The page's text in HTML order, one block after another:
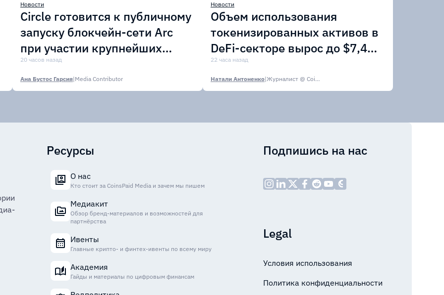
Новости
Circle готовится к публичному
запуску блокчейн-сети Arc
при участии крупнейших
финансовых организаций
20 часов назад
Ана Бустос Гарсия|Media Contributor
Новости
Объем использования
токенизированных активов в
DeFi-секторе вырос до $7,4
млрд
22 часа назад
Натали Антоненко| Журналист @ CoinsPaid Media
Ресурсы
О нас
Кто стоит за CoinsPaid Media и зачем мы пишем
Медиакит
Обзор бренд-материалов и возможностей для
партнёрства
Ивенты
Главные крипто- и финтех-ивенты по всему миру
Академия
Гайды и материалы по цифровым финансам
Подпишись на нас
Legal
Условия использования
Политика конфиденциальности